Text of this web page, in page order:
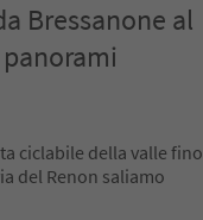
Bressanone al
ciclabile della valle fino
del Renon saliamo